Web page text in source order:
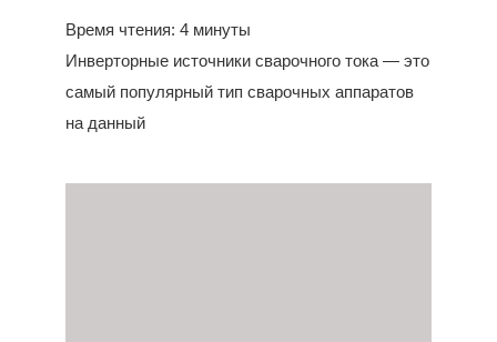
Время чтения: 4 минуты
Инверторные источники сварочного тока — это
самый популярный тип сварочных аппаратов
на данный